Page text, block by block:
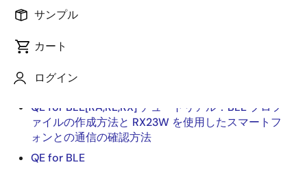
サンプル
カート
ログイン
関連情報:
Low Energy プロファイルを作成し、スマートフォ
ンとの通信を確認する方法
QE for BLE[RA,RE,RX] チュートリアル：BLE プロフ
ァイルの作成方法と RX23W を使用したスマートフ
ォンとの通信の確認方法
QE for BLE